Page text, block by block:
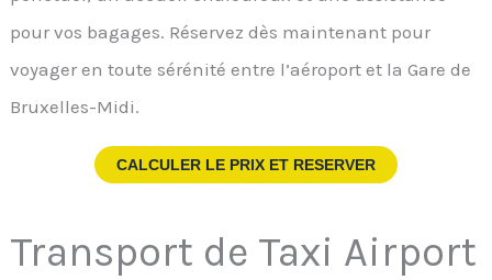
pour vos bagages. Réservez dès maintenant pour
voyager en toute sérénité entre l’aéroport et la Gare de
Bruxelles-Midi.
CALCULER LE PRIX ET RESERVER
Transport de Taxi Airport